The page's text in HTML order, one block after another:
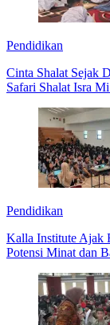
Pendidikan
Cinta Shalat Sejak
Safari Shalat Isra
Pendidikan
Kalla Institute Ajak
Potensi Minat dan